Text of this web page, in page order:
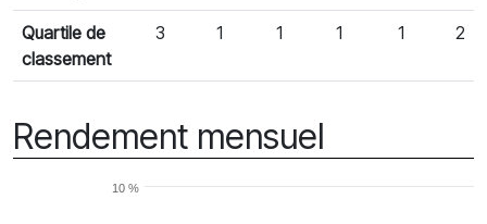
Quartile de
classement
3 1 1 1 1 2
Rendement mensuel
10 %